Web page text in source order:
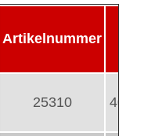
Artikelnummer
25310